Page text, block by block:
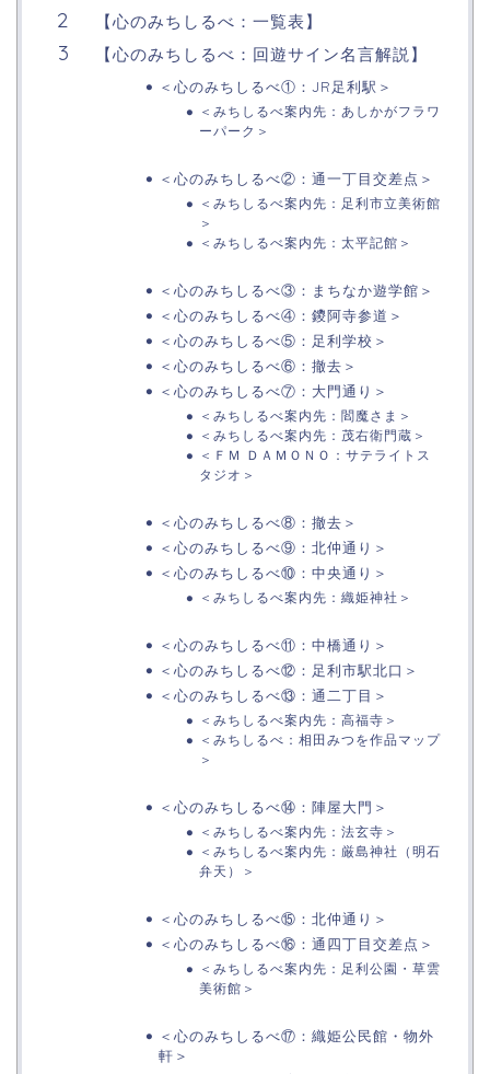
【心のみちしるべ：一覧表】
【心のみちしるべ：回遊サイン名言解説】
＜心のみちしるべ①：JR足利駅＞
＜みちしるべ案内先：あしかがフラワ
ーパーク＞
＜心のみちしるべ②：通一丁目交差点＞
＜みちしるべ案内先：足利市立美術館
＞
＜みちしるべ案内先：太平記館＞
＜心のみちしるべ③：まちなか遊学館＞
＜心のみちしるべ④：鑁阿寺参道＞
＜心のみちしるべ⑤：足利学校＞
＜心のみちしるべ⑥：撤去＞
＜心のみちしるべ⑦：大門通り＞
＜みちしるべ案内先：閻魔さま＞
＜みちしるべ案内先：茂右衛門蔵＞
＜ＦＭ ＤＡＭＯＮＯ：サテライトス
タジオ＞
＜心のみちしるべ⑧：撤去＞
＜心のみちしるべ⑨：北仲通り＞
＜心のみちしるべ⑩：中央通り＞
＜みちしるべ案内先：織姫神社＞
＜心のみちしるべ⑪：中橋通り＞
＜心のみちしるべ⑫：足利市駅北口＞
＜心のみちしるべ⑬：通二丁目＞
＜みちしるべ案内先：高福寺＞
＜みちしるべ：相田みつを作品マップ
＞
＜心のみちしるべ⑭：陣屋大門＞
＜みちしるべ案内先：法玄寺＞
＜みちしるべ案内先：厳島神社（明石
弁天）＞
＜心のみちしるべ⑮：北仲通り＞
＜心のみちしるべ⑯：通四丁目交差点＞
＜みちしるべ案内先：足利公園・草雲
美術館＞
＜心のみちしるべ⑰：織姫公民館・物外
軒＞